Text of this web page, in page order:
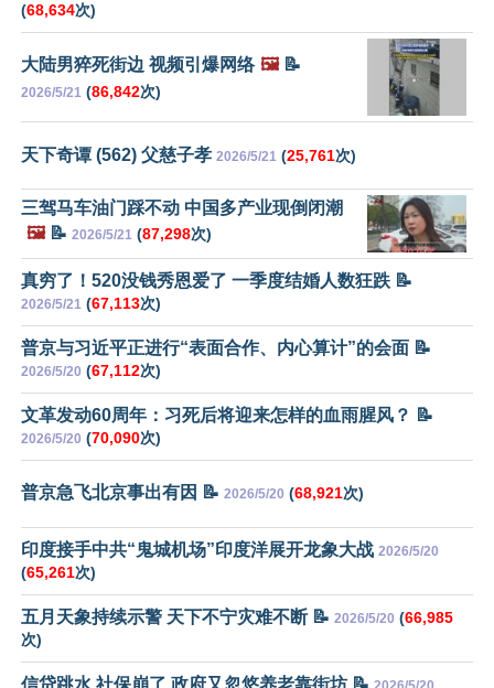
(68,634次)
大陆男猝死街边 视频引爆网络 🖼️📝
2026/5/21 (86,842次)
天下奇谭 (562) 父慈子孝 2026/5/21 (25,761次)
三驾马车油门踩不动 中国多产业现倒闭潮
🖼️📝 2026/5/21 (87,298次)
真穷了！520没钱秀恩爱了 一季度结婚人数狂跌 📝
2026/5/21 (67,113次)
普京与习近平正进行“表面合作、内心算计”的会面 📝
2026/5/20 (67,112次)
文革发动60周年：习死后将迎来怎样的血雨腥风？ 📝
2026/5/20 (70,090次)
普京急飞北京事出有因 📝 2026/5/20 (68,921次)
印度接手中共“鬼城机场”印度洋展开龙象大战 2026/5/20
(65,261次)
五月天象持续示警 天下不宁灾难不断 📝 2026/5/20 (66,985
次)
信贷跳水 社保崩了 政府又忽悠养老靠街坊 📝